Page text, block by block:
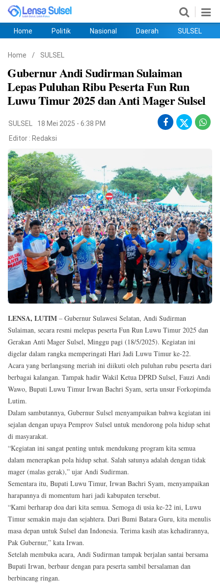
©
Copyright
2026
lensasulsel.com
.
All
Right
Reserved
Home Politik Nasional Daerah SULSEL
Home / SULSEL
Gubernur Andi Sudirman Sulaiman
Lepas Puluhan Ribu Peserta Fun Run
Luwu Timur 2025 dan Anti Mager Sulsel
SULSEL
18 Mei 2025 - 6:38 PM
Editor : Redaksi
LENSA, LUTIM – Gubernur Sulawesi Selatan, Andi Sudirman
Sulaiman, secara resmi melepas peserta Fun Run Luwu Timur 2025 dan
Gerakan Anti Mager Sulsel, Minggu pagi (18/5/2025). Kegiatan ini
digelar dalam rangka memperingati Hari Jadi Luwu Timur ke-22.
Acara yang berlangsung meriah ini diikuti oleh puluhan rubu peserta dari
berbagai kalangan. Tampak hadir Wakil Ketua DPRD Sulsel, Fauzi Andi
Wawo, Bupati Luwu Timur Irwan Bachri Syam, serta unsur Forkopimda
Lutim.
Dalam sambutannya, Gubernur Sulsel menyampaikan bahwa kegiatan ini
sejalan dengan upaya Pemprov Sulsel untuk mendorong pola hidup sehat
di masyarakat.
“Kegiatan ini sangat penting untuk mendukung program kita semua
dalam menerapkan pola hidup sehat. Salah satunya adalah dengan tidak
mager (malas gerak),” ujar Andi Sudirman.
Sementara itu, Bupati Luwu Timur, Irwan Bachri Syam, menyampaikan
harapannya di momentum hari jadi kabupaten tersebut.
“Kami berharap doa dari kita semua. Semoga di usia ke-22 ini, Luwu
Timur semakin maju dan sejahtera. Dari Bumi Batara Guru, kita menulis
masa depan untuk Sulsel dan Indonesia. Terima kasih atas kehadirannya,
Pak Gubernur,” kata Irwan.
Setelah membuka acara, Andi Sudirman tampak berjalan santai bersama
Bupati Irwan, berbaur dengan para peserta sambil bersalaman dan
berbincang ringan.